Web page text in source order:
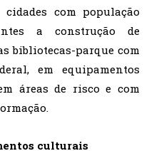
com população
a construção de
bibliotecas-parque com
em equipamentos
áreas de risco e com
culturais